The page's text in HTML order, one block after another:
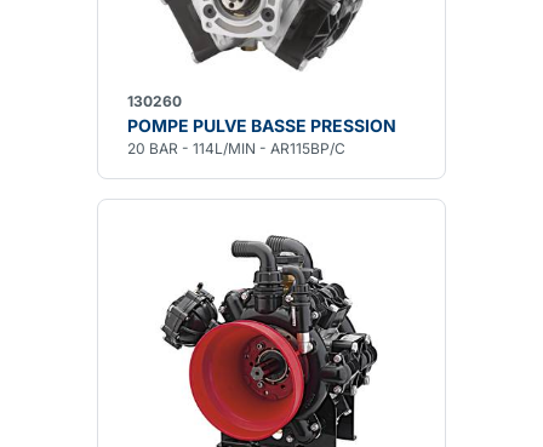
130260
POMPE PULVE BASSE PRESSION
20 BAR - 114L/MIN - AR115BP/C